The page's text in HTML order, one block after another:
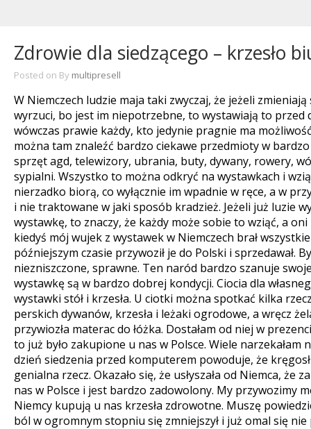
Zdrowie dla siedzącego – krzesło
Posted on By multipresell
W Niemczech ludzie maja taki zwyczaj, że jeżeli
wyrzuci, bo jest im niepotrzebne, to wystawiają to przed
wówczas prawie każdy, kto jedynie pragnie ma
można tam znaleźć bardzo ciekawe przedmioty w bardzo
sprzęt agd, telewizory, ubrania, buty, dywany, rowery,
sypialni. Wszystko to można odkryć na wystawkach i
nierzadko biorą, co wyłącznie im wpadnie w ręce, a w
i nie traktowane w jaki sposób kradzież. Jeżeli już luzie
wystawkę, to znaczy, że każdy może sobie to wziąć, a
kiedyś mój wujek z wystawek w Niemczech brał
późniejszym czasie przywoził je do Polski i sprzedawał.
niezniszczone, sprawne. Ten naród bardzo szanuje
wystawkę są w bardzo dobrej kondycji. Ciocia dla
wystawki stół i krzesła. U ciotki można spotkać kilka
perskich dywanów, krzesła i leżaki ogrodowe, a wręcz
przywiozła materac do łóżka. Dostałam od niej w
to już było zakupione u nas w Polsce. Wiele narzekałam
dzień siedzenia przed komputerem powoduje, że
genialna rzecz. Okazało się, że usłyszała od Niemca, że
nas w Polsce i jest bardzo zadowolony. My przywozimy
Niemcy kupują u nas krzesła zdrowotne. Muszę
ból w ogromnym stopniu się zmniejszył i już omal się nie